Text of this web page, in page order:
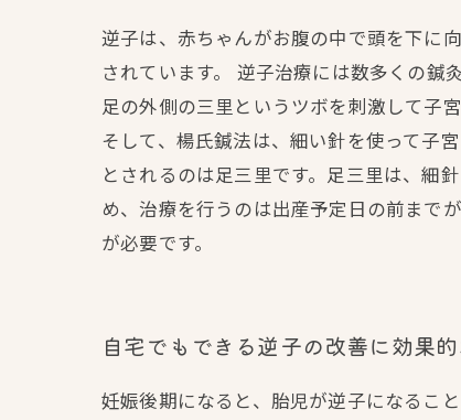
逆子は、赤ちゃんがお腹の中で頭を下に
されています。 逆子治療には数多くの鍼
足の外側の三里というツボを刺激して子
そして、楊氏鍼法は、細い針を使って子
とされるのは足三里です。足三里は、細
め、治療を行うのは出産予定日の前まで
が必要です。
自宅でもできる逆子の改善に効果
妊娠後期になると、胎児が逆子になるこ